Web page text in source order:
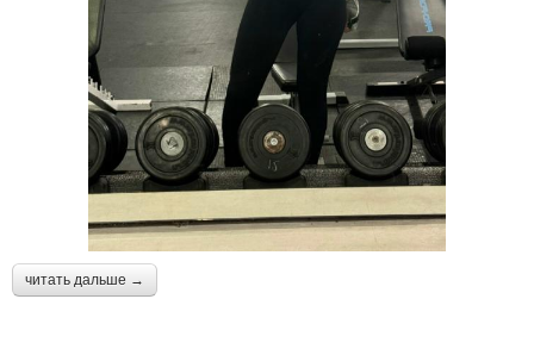
читать дальше →